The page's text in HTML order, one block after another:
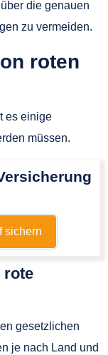
die genauen
zu vermeiden.
roten
es einige
müssen.
sichern
rote
gesetzlichen
je nach Land und